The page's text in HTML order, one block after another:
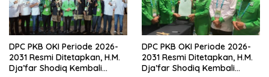
DPC PKB OKI Periode 2026-
2031 Resmi Ditetapkan, H.M.
Dja’far Shodiq Kembali
DPC PKB OKI Periode 2026-
2031 Resmi Ditetapkan, H.M.
Dja’far Shodiq Kembali